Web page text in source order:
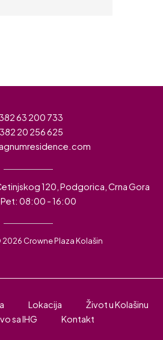
63 200 733
20 256 625
120, Podgorica, Crna Gora
08:00 - 16:00
Crowne Plaza Kolašin
Lokacija
Život u Kolašinu
sa IHG
Kontakt